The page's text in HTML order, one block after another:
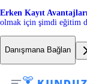
Erken Kayıt
olmak için şimdi eğitim
Danışmana Bağlan